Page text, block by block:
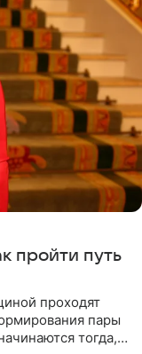
пройти путь
проходят
пары
тогда,